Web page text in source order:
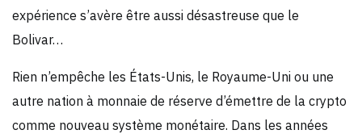
expérience s’avère être aussi désastreuse que le
Bolivar…
Rien n’empêche les États-Unis, le Royaume-Uni ou une
autre nation à monnaie de réserve d’émettre de la crypto
comme nouveau système monétaire. Dans les années